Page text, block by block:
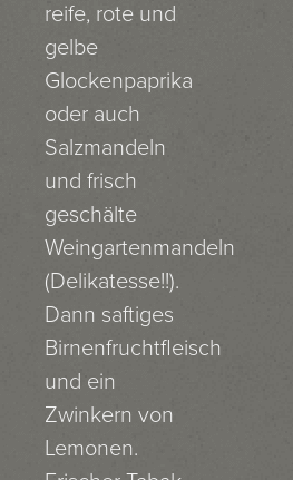
reife, rote und
gelbe
Glockenpaprika
oder auch
Salzmandeln
und frisch
geschälte
Weingartenmandeln
(Delikatesse!!).
Dann saftiges
Birnenfruchtfleisch
und ein
Zwinkern von
Lemonen.